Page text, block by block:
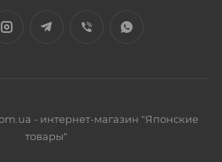
- интернет-магазин "Японские
товары"